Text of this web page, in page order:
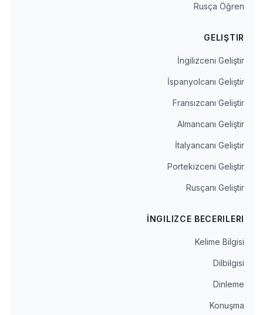
Rusça Öğren
GELIŞTIR
İngilizceni Geliştir
İspanyolcanı Geliştir
Fransızcanı Geliştir
Almancanı Geliştir
İtalyancanı Geliştir
Portekizceni Geliştir
Rusçanı Geliştir
İNGILIZCE BECERILERI
Kelime Bilgisi
Dilbilgisi
Dinleme
Konuşma